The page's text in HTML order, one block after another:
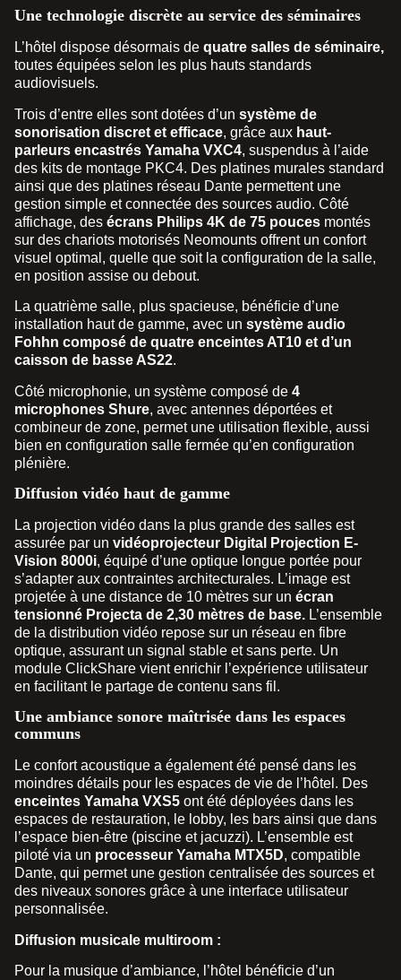
Une technologie discrète au service des séminaires
L’hôtel dispose désormais de quatre salles de séminaire,
toutes équipées selon les plus hauts standards
audiovisuels.
Trois d’entre elles sont dotées d’un système de
sonorisation discret et efficace, grâce aux haut-
parleurs encastrés Yamaha VXC4, suspendus à l’aide
des kits de montage PKC4. Des platines murales standard
ainsi que des platines réseau Dante permettent une
gestion simple et connectée des sources audio. Côté
affichage, des écrans Philips 4K de 75 pouces montés
sur des chariots motorisés Neomounts offrent un confort
visuel optimal, quelle que soit la configuration de la salle,
en position assise ou debout.
La quatrième salle, plus spacieuse, bénéficie d’une
installation haut de gamme, avec un système audio
Fohhn composé de quatre enceintes AT10 et d’un
caisson de basse AS22.
Côté microphonie, un système composé de 4
microphones Shure, avec antennes déportées et
combineur de zone, permet une utilisation flexible, aussi
bien en configuration salle fermée qu’en configuration
plénière.
Diffusion vidéo haut de gamme
La projection vidéo dans la plus grande des salles est
assurée par un vidéoprojecteur Digital Projection E-
Vision 8000i, équipé d’une optique longue portée pour
s’adapter aux contraintes architecturales. L’image est
projetée à une distance de 10 mètres sur un écran
tensionné Projecta de 2,30 mètres de base. L’ensemble
de la distribution vidéo repose sur un réseau en fibre
optique, assurant un signal stable et sans perte. Un
module ClickShare vient enrichir l’expérience utilisateur
en facilitant le partage de contenu sans fil.
Une ambiance sonore maîtrisée dans les espaces
communs
Le confort acoustique a également été pensé dans les
moindres détails pour les espaces de vie de l’hôtel. Des
enceintes Yamaha VXS5 ont été déployées dans les
espaces de restauration, le lobby, les bars ainsi que dans
l’espace bien-être (piscine et jacuzzi). L’ensemble est
piloté via un processeur Yamaha MTX5D, compatible
Dante, qui permet une gestion centralisée des sources et
des niveaux sonores grâce à une interface utilisateur
personnalisée.
Diffusion musicale multiroom :
Pour la musique d’ambiance, l’hôtel bénéficie d’un